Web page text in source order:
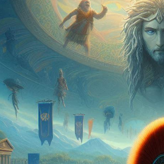
STORIA E CITAZIONI
INTRATTENIMENTO
COMPLOTTI, LEGGENDE
EDITORIALI